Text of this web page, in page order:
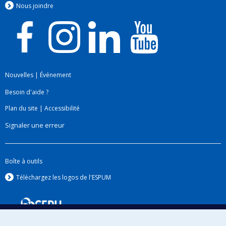
Nous joindre
Nouvelles | Événement
Besoin d'aide ?
Plan du site | Accessibilité
Signaler une erreur
Boîte à outils
Téléchargez les logos de l'ESPUM